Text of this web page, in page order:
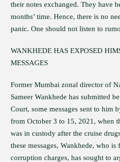
their notes exchanged. They have
months’ time. Hence, there is no
panic. One should not listen to
WANKHEDE HAS EXPOSED
MESSAGES
Former Mumbai zonal director of
Sameer Wankhede has submitted
Court, some messages sent to him
from October 3 to 15, 2021, when
was in custody after the cruise
these messages, Wankhede, who
corruption charges, has sought to